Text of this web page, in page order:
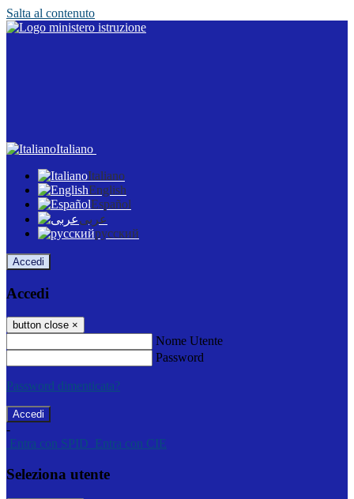
Salta al contenuto
Italiano
Italiano
English
Español
عربى
русский
Accedi
Accedi
button close ×
Nome Utente
Password
Password dimenticata?
-
Entra con SPID Entra con CIE
Seleziona utente